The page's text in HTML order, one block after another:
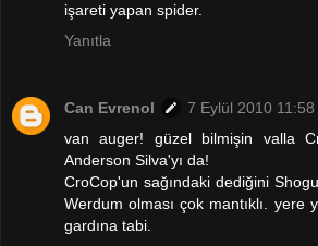
işareti yapan spider.
Yanıtla
Can Evrenol
7 Eylül 2010 11:58
van auger! güzel bilmişin valla
Anderson Silva'yı da!
CroCop'un sağındaki dediğini
Werdum olması çok mantıklı. yere
gardına tabi.